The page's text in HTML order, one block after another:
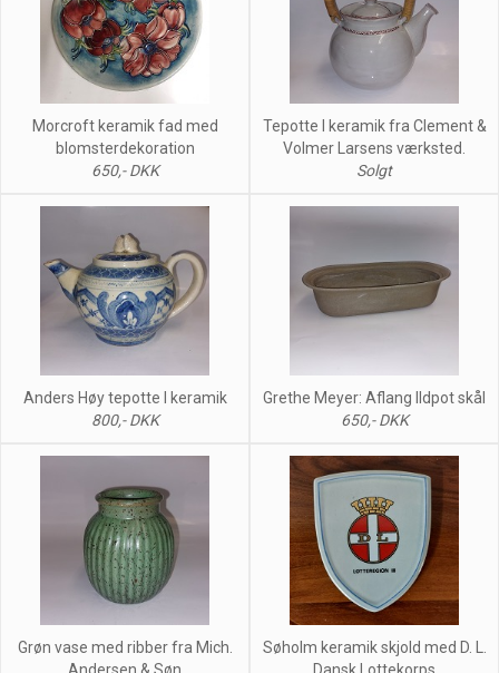
Morcroft keramik fad med
blomsterdekoration
650,- DKK
Tepotte I keramik fra Clement &
Volmer Larsens værksted.
Solgt
Anders Høy tepotte I keramik
800,- DKK
Grethe Meyer: Aflang Ildpot skål
650,- DKK
Grøn vase med ribber fra Mich.
Søholm keramik skjold med D. L.